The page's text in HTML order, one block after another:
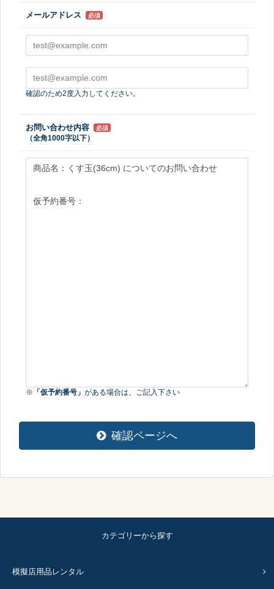
メールアドレス 必須
確認のため2度入力してください。
お問い合わせ内容 必須
（全角1000字以下）
※ 「仮予約番号」 がある場合は、ご記入下さい
確認ページへ
カテゴリーから探す
模擬店用品レンタル